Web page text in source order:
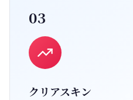
03
クリアスキン